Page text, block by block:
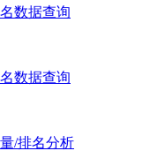
数据查询
数据查询
/排名分析